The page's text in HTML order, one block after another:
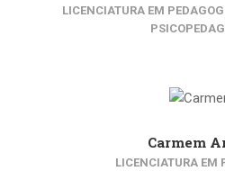
LICENCIATURA EM
Carmem
LICENCIATURA EM